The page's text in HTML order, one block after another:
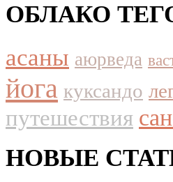
ОБЛАКО
асаны аюрведа
йога куксандо
путешествия
НОВЫЕ